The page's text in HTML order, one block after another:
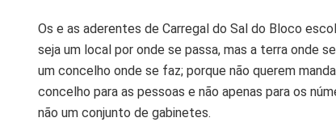
Os e as aderentes de Carregal do Sal do Bloco
seja um local por onde se passa, mas a terra onde
um concelho onde se faz; porque não querem
concelho para as pessoas e não apenas para os
não um conjunto de gabinetes.